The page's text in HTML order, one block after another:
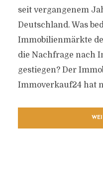
seit vergangenem
Deutschland. Was
Immobilienmärkte
die Nachfrage nach
gestiegen? Der
Immoverkauf24 hat